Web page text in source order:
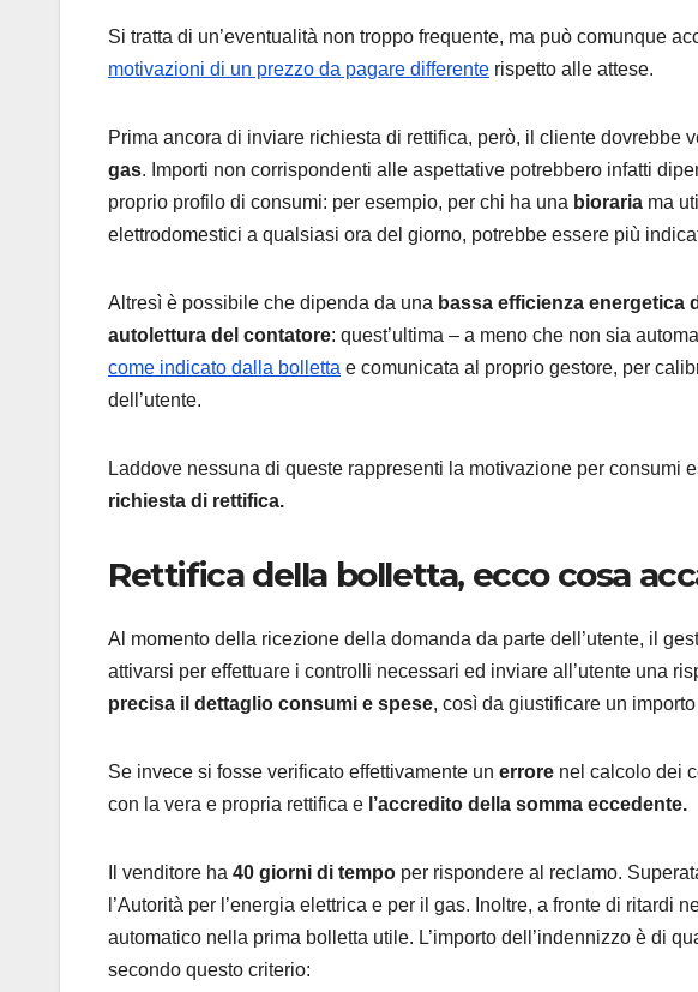
Si tratta di un’eventualità non troppo frequente, ma può comunque
motivazioni di un prezzo da pagare differente rispetto alle attese.
Prima ancora di inviare richiesta di rettifica, però, il cliente dovrebbe
gas. Importi non corrispondenti alle aspettative potrebbero infatti
proprio profilo di consumi: per esempio, per chi ha una bioraria ma
elettrodomestici a qualsiasi ora del giorno, potrebbe essere più
Altresì è possibile che dipenda da una bassa efficienza energetica
autolettura del contatore: quest’ultima – a meno che non sia
come indicato dalla bolletta e comunicata al proprio gestore, per
dell’utente.
Laddove nessuna di queste rappresenti la motivazione per consumi
richiesta di rettifica.
Rettifica della bolletta, ecco cosa
Al momento della ricezione della domanda da parte dell’utente, il
attivarsi per effettuare i controlli necessari ed inviare all’utente una
precisa il dettaglio consumi e spese, così da giustificare un
Se invece si fosse verificato effettivamente un errore nel calcolo dei
con la vera e propria rettifica e l’accredito della somma eccedente.
Il venditore ha 40 giorni di tempo per rispondere al reclamo.
l’Autorità per l’energia elettrica e per il gas. Inoltre, a fronte di ritardi
automatico nella prima bolletta utile. L’importo dell’indennizzo è di
secondo questo criterio: